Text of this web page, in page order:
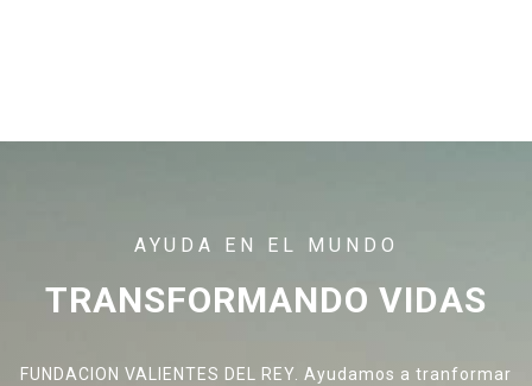
AYUDA EN EL MUNDO
TRANSFORMANDO VIDAS
FUNDACION VALIENTES DEL REY. Ayudamos a tranformar